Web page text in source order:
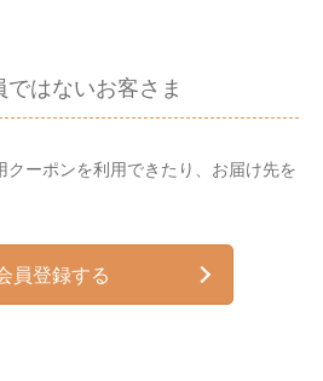
ではないお客さま
ーポンを利用できたり、お届け先を
員登録する